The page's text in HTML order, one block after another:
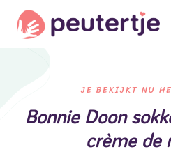
JE BEKIJKT NU
Bonnie Doon
crème de